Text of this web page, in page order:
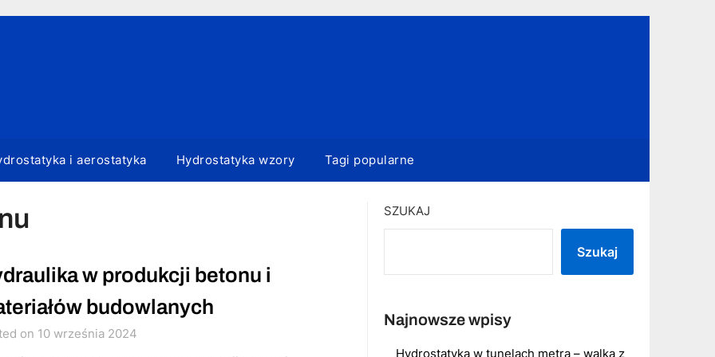
i aerostatyka Hydrostatyka wzory Tagi popularne
w produkcji betonu i
budowlanych
on 10 września 2024
SZUKAJ
Szukaj
Najnowsze wpisy
Hydrostatyka w tunelach metra – walka z